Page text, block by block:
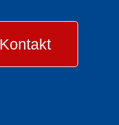
Kontakt